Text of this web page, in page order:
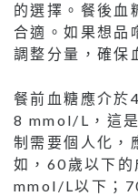
的選擇。餐後血
合適。如果想品
調整分量，確保
餐前血糖應介於
8 mmol/L，這
制需要個人化，
如，60歲以下
mmol/L以下；